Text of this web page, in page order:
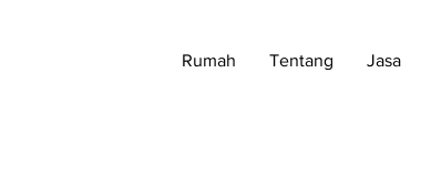
Rumah Tentang Jasa